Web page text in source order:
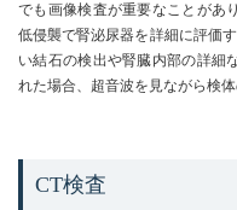
でも画像検査が重要なことがあ
低侵襲で腎泌尿器を詳細に評価
い結石の検出や腎臓内部の詳細
れた場合、超音波を見ながら検
CT検査